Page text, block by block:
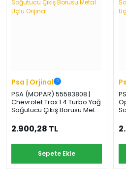
Şifre
Yeni Hesap
Oluştur
›››
C
CİTROEN
D
DS
M
MOTOR
YAĞI
K
›› ›
Psa | Orjinal
PSA (MOPAR) 55583808 |
Chevrolet Trax 1.4 Turbo Yağ
Soğutucu Çıkış Borusu Metal
2.900,28 TL
Sepete Ekle